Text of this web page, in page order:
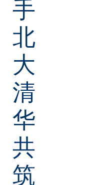
手
北
大
清
华
共
筑